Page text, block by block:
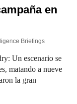
en
Briefings
Un escenario se
matando a nueve
la gran